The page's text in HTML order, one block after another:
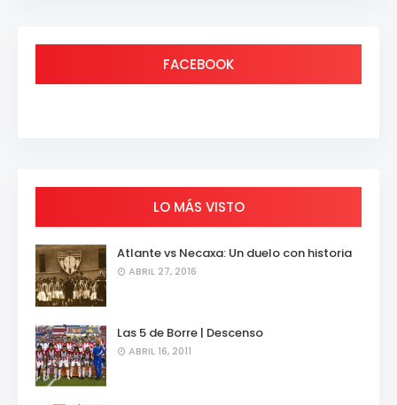
FACEBOOK
LO MÁS VISTO
Atlante vs Necaxa: Un duelo con historia
ABRIL 27, 2016
Las 5 de Borre | Descenso
ABRIL 16, 2011